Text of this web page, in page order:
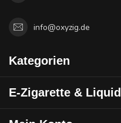
info@oxyzig.de
Kategorien
E-Zigarette &